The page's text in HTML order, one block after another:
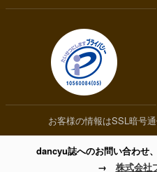
お客様の情報はSSL暗号
dancyu誌へのお問い合わせ
→ 株式会社